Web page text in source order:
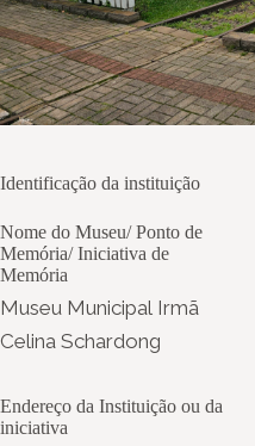
Identificação da instituição
Nome do Museu/ Ponto de
Memória/ Iniciativa de
Memória
Museu Municipal Irmã
Celina Schardong
Endereço da Instituição ou da
iniciativa